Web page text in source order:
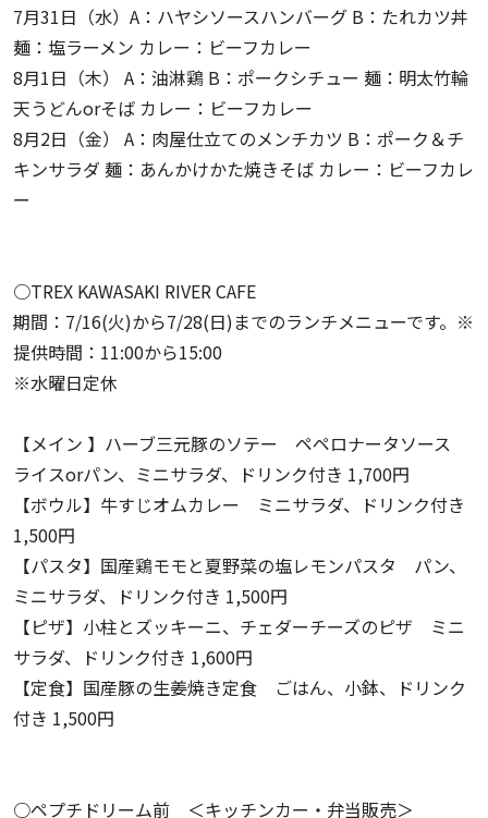
7月31日（水）A：ハヤシソースハンバーグ B：たれカツ丼
麺：塩ラーメン カレー：ビーフカレー
8月1日（木） A：油淋鶏 B：ポークシチュー 麺：明太竹輪
天うどんorそば カレー：ビーフカレー
8月2日（金） A：肉屋仕立てのメンチカツ B：ポーク＆チ
キンサラダ 麺：あんかけかた焼きそば カレー：ビーフカレ
ー
○TREX KAWASAKI RIVER CAFE
期間：7/16(火)から7/28(日)までのランチメニューです。※
提供時間：11:00から15:00
※水曜日定休
【メイン 】ハーブ三元豚のソテー ペペロナータソース
ライスorパン、ミニサラダ、ドリンク付き 1,700円
【ボウル】牛すじオムカレー ミニサラダ、ドリンク付き
1,500円
【パスタ】国産鶏モモと夏野菜の塩レモンパスタ パン、
ミニサラダ、ドリンク付き 1,500円
【ピザ】小柱とズッキーニ、チェダーチーズのピザ ミニ
サラダ、ドリンク付き 1,600円
【定食】国産豚の生姜焼き定食 ごはん、小鉢、ドリンク
付き 1,500円
○ペプチドリーム前 ＜キッチンカー・弁当販売＞